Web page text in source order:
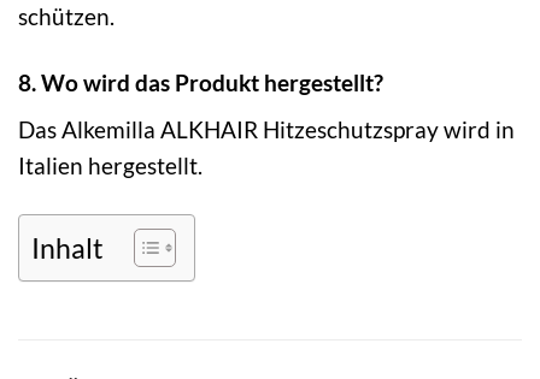
schützen.
8. Wo wird das Produkt hergestellt?
Das Alkemilla ALKHAIR Hitzeschutzspray wird in
Italien hergestellt.
Inhalt